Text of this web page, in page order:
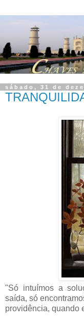
sábado, 31 de
"Só intuímos a
saída, só
providência, quando